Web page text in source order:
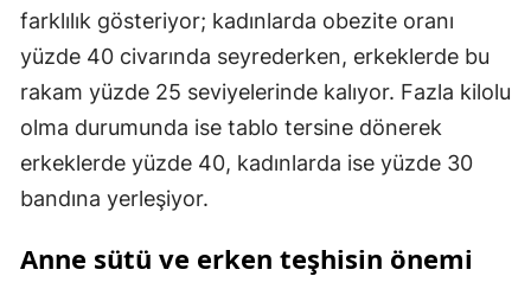
farklılık gösteriyor; kadınlarda obezite oranı
yüzde 40 civarında seyrederken, erkeklerde bu
rakam yüzde 25 seviyelerinde kalıyor. Fazla kilolu
olma durumunda ise tablo tersine dönerek
erkeklerde yüzde 40, kadınlarda ise yüzde 30
bandına yerleşiyor.
Anne sütü ve erken teşhisin önemi